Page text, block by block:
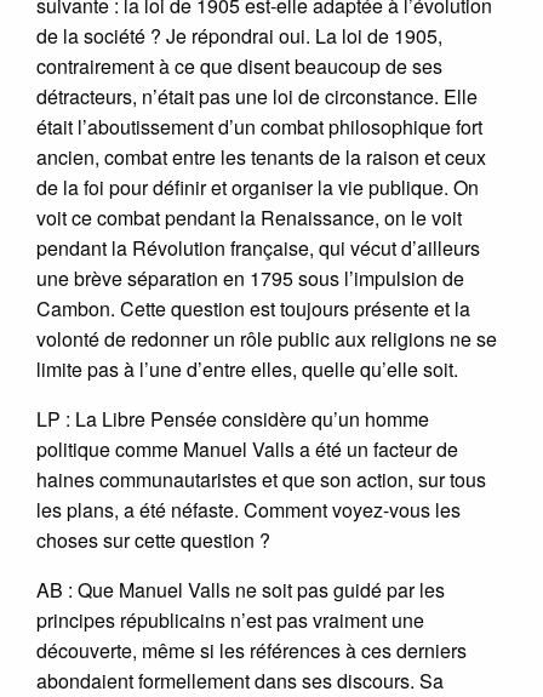
de la société ? Je répondrai oui. La loi de 1905,
contrairement à ce que disent beaucoup de ses
détracteurs, n’était pas une loi de circonstance. Elle
était l’aboutissement d’un combat philosophique fort
ancien, combat entre les tenants de la raison et ceux
de la foi pour définir et organiser la vie publique. On
voit ce combat pendant la Renaissance, on le voit
pendant la Révolution française, qui vécut d’ailleurs
une brève séparation en 1795 sous l’impulsion de
Cambon. Cette question est toujours présente et la
volonté de redonner un rôle public aux religions ne se
limite pas à l’une d’entre elles, quelle qu’elle soit.
LP : La Libre Pensée considère qu’un homme
politique comme Manuel Valls a été un facteur de
haines communautaristes et que son action, sur tous
les plans, a été néfaste. Comment voyez-vous les
choses sur cette question ?
AB : Que Manuel Valls ne soit pas guidé par les
principes républicains n’est pas vraiment une
découverte, même si les références à ces derniers
abondaient formellement dans ses discours. Sa